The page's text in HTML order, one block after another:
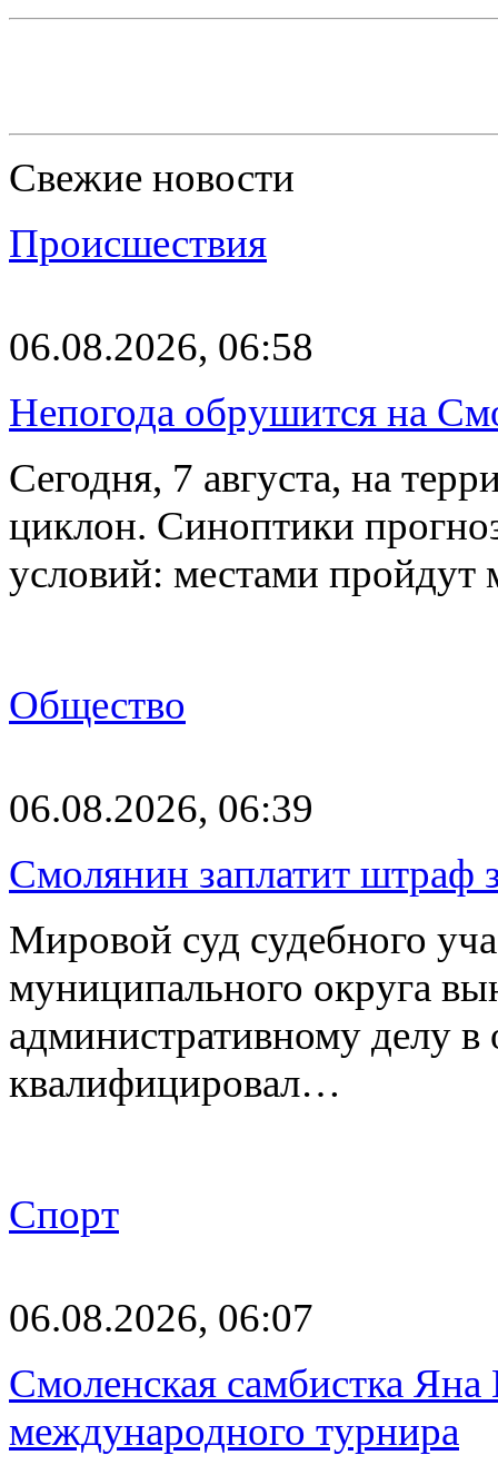
Свежие новости
Происшествия
06.08.2026, 06:58
Непогода обрушится на
Сегодня, 7 августа, на
циклон. Синоптики
условий: местами
Общество
06.08.2026, 06:39
Смолянин заплатит штраф
Мировой суд судебного
муниципального округа
административному делу
квалифицировал…
Спорт
06.08.2026, 06:07
Смоленская самбистка Яна
международного турнира